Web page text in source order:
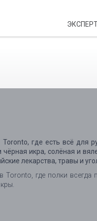
где есть всё для
икра, солёная и
лекарства, травы и
где полки всегда